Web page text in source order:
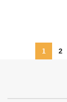
1 2